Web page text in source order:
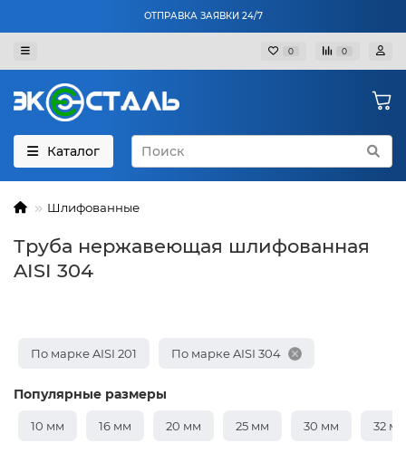
ОТПРАВКА ЗАЯВКИ 24/7
0 0
Каталог
Шлифованные
Труба нержавеющая шлифованная
AISI 304
По марке AISI 201 По марке AISI 304
Популярные размеры
10 мм 16 мм 20 мм 25 мм 30 мм 32 мм